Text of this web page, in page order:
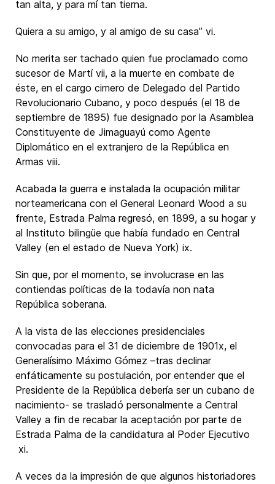
tan alta, y para mí tan tierna.
Quiera a su amigo, y al amigo de su casa” vi.
No merita ser tachado quien fue proclamado como
sucesor de Martí vii, a la muerte en combate de
éste, en el cargo cimero de Delegado del Partido
Revolucionario Cubano, y poco después (el 18 de
septiembre de 1895) fue designado por la Asamblea
Constituyente de Jimaguayú como Agente
Diplomático en el extranjero de la República en
Armas viii.
Acabada la guerra e instalada la ocupación militar
norteamericana con el General Leonard Wood a su
frente, Estrada Palma regresó, en 1899, a su hogar y
al Instituto bilingüe que había fundado en Central
Valley (en el estado de Nueva York) ix.
Sin que, por el momento, se involucrase en las
contiendas políticas de la todavía non nata
República soberana.
A la vista de las elecciones presidenciales
convocadas para el 31 de diciembre de 1901x, el
Generalísimo Máximo Gómez –tras declinar
enfáticamente su postulación, por entender que el
Presidente de la República debería ser un cubano de
nacimiento- se trasladó personalmente a Central
Valley a fin de recabar la aceptación por parte de
Estrada Palma de la candidatura al Poder Ejecutivo
xi.
A veces da la impresión de que algunos historiadores